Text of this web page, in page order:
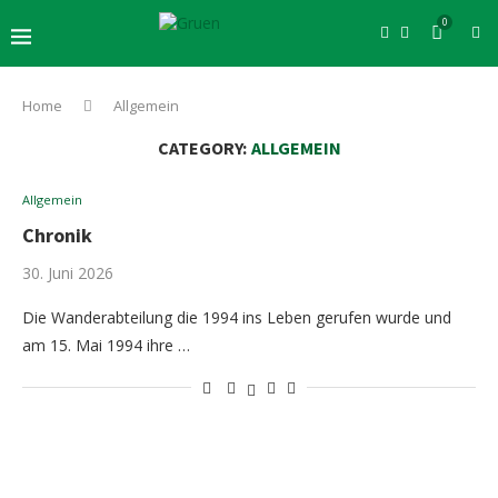
0
Home Allgemein
CATEGORY: ALLGEMEIN
Allgemein
Chronik
30. Juni 2026
Die Wanderabteilung die 1994 ins Leben gerufen wurde und
am 15. Mai 1994 ihre …